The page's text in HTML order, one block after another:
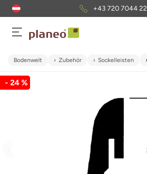
+43 720 7044 22
Bodenwelt Zubehör Sockelleisten
- 24 %